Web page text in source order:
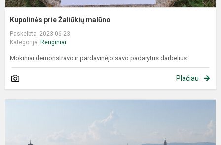
​​​​​​​Kupolinės prie Žaliūkių malūno
Paskelbta: 2023-06-23
Kategorija: Renginiai
Mokiniai demonstravo ir pardavinėjo savo padarytus darbelius.
Plačiau